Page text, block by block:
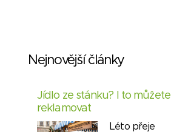
Nejnovější články
Jídlo ze stánku? I to můžete
reklamovat
Léto přeje